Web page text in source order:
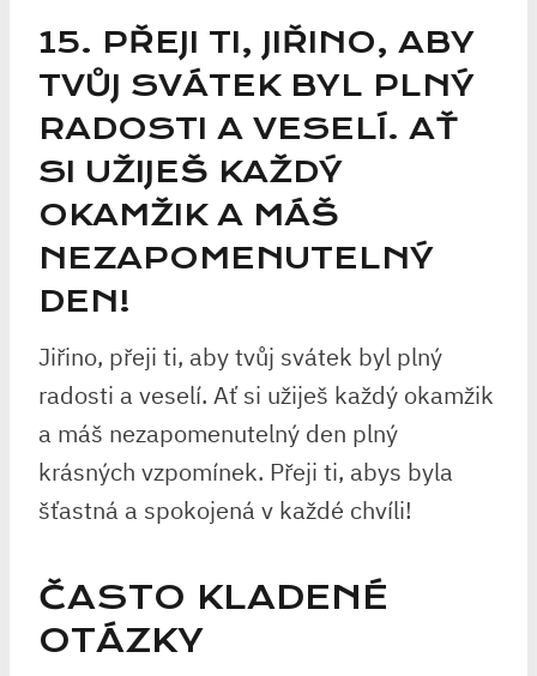
15. PŘEJI TI, JIŘINO, ABY
TVŮJ SVÁTEK BYL PLNÝ
RADOSTI A VESELÍ. AŤ
SI UŽIJEŠ KAŽDÝ
OKAMŽIK A MÁŠ
NEZAPOMENUTELNÝ
DEN!
Jiřino, přeji ti, aby tvůj svátek byl plný
radosti a veselí. Ať si užiješ každý okamžik
a máš nezapomenutelný den plný
krásných vzpomínek. Přeji ti, abys byla
šťastná a spokojená v každé chvíli!
ČASTO KLADENÉ
OTÁZKY